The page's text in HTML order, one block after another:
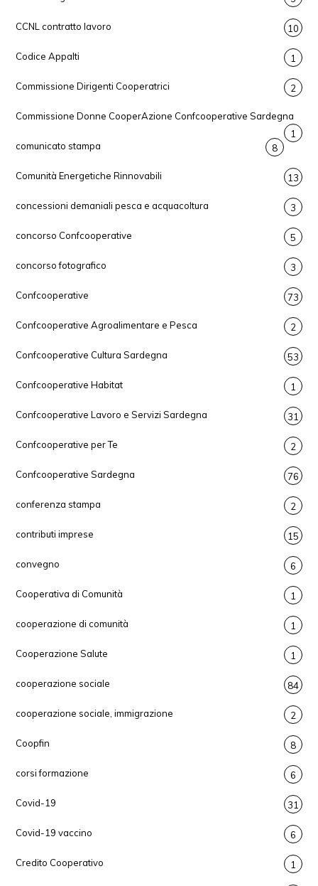
CCNL contratto lavoro 10
Codice Appalti 1
Commissione Dirigenti Cooperatrici 2
Commissione Donne CooperAzione Confcooperative Sardegna
1
comunicato stampa
8
Comunità Energetiche Rinnovabili 13
concessioni demaniali pesca e acquacoltura 3
concorso Confcooperative 5
concorso fotografico 3
Confcooperative 73
Confcooperative Agroalimentare e Pesca 2
Confcooperative Cultura Sardegna 53
Confcooperative Habitat 1
Confcooperative Lavoro e Servizi Sardegna 31
Confcooperative per Te 2
Confcooperative Sardegna 76
conferenza stampa 2
contributi imprese 15
convegno 6
Cooperativa di Comunità 1
cooperazione di comunità 1
Cooperazione Salute 1
cooperazione sociale 84
cooperazione sociale, immigrazione 2
Coopfin 8
corsi formazione 6
Covid-19 31
Covid-19 vaccino 6
Credito Cooperativo 1